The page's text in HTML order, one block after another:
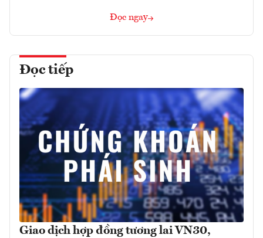
Đọc ngay
Đọc tiếp
Giao dịch hợp đồng tương lai VN30,